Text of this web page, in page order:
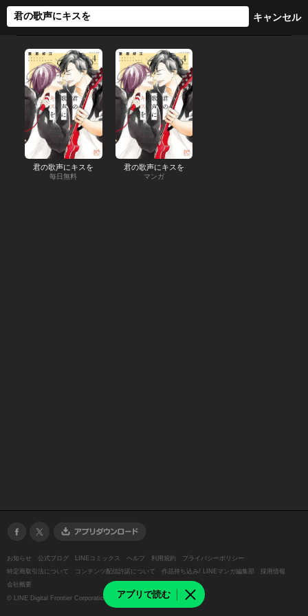
アプリで読む
君の歌声にキスを
毎日無料
君の歌声にキスを
マンガ
お知らせ 公式ブログ LINEコミックス ヘルプ 利用規約
プライバシーポリシー
特定商取引法について
コンテンツ配信許諾について 作品持ち込み/ LINEマンガ編集部
採用情報
会社概要
© LINE Digital Frontier Corporation